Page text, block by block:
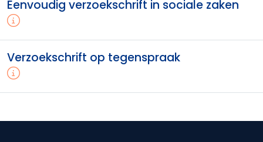
Eenvoudig verzoekschrift in sociale zaken
Verzoekschrift op tegenspraak